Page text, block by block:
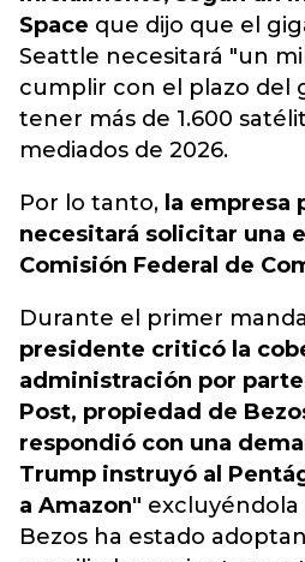
Space que dijo que el
Seattle necesitará "un
cumplir con el plazo del
tener más de 1.600
mediados de 2026.
Por lo tanto, la empresa
necesitará solicitar una
Comisión Federal de
Durante el primer
presidente criticó la
administración por
Post, propiedad de
respondió con una
Trump instruyó al
a Amazon"
Bezos ha estado